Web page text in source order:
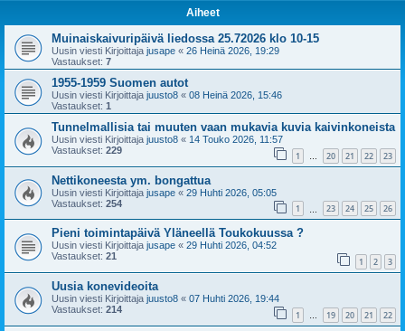
Aiheet
Muinaiskaivuripäivä liedossa 25.72026 klo 10-15
Uusin viesti Kirjoittaja jusape « 26 Heinä 2026, 19:29
Vastaukset: 7
1955-1959 Suomen autot
Uusin viesti Kirjoittaja juusto8 « 08 Heinä 2026, 15:46
Vastaukset: 1
Tunnelmallisia tai muuten vaan mukavia kuvia kaivinkoneista
Uusin viesti Kirjoittaja juusto8 « 14 Touko 2026, 11:57
Vastaukset: 229 1 … 20 21 22 23
Nettikoneesta ym. bongattua
Uusin viesti Kirjoittaja jusape « 29 Huhti 2026, 05:05
Vastaukset: 254 1 23 24 25 26
Pieni toimintapäivä Yläneellä Toukokuussa ?
Uusin viesti Kirjoittaja jusape « 29 Huhti 2026, 04:52
Vastaukset: 21 1 2 3
Uusia konevideoita
Uusin viesti Kirjoittaja juusto8 « 07 Huhti 2026, 19:44
Vastaukset: 214 1 … 19 20 21 22